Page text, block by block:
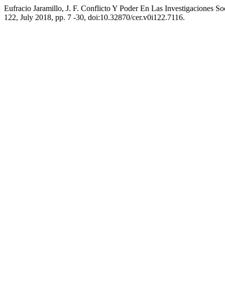
Eufracio Jaramillo, J. F. Conflicto Y Poder En Las Investigaciones
122, July 2018, pp. 7 -30, doi:10.32870/cer.v0i122.7116.